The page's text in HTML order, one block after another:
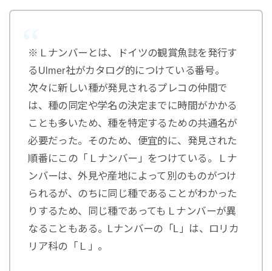
※Ｌナンバーとは、ドイツの観賞魚誌を発行す
るUlmer社がカタログ的につけている番号。
次々に新しい種が発見されるプレコの仲間で
は、種の同定や学名の決定までに時間がかかる
ことも多いため、種を特定するための共通名が
必要だった。そのため、便宜的に、発見された
順番にこの「Ｌナンバー」をつけている。Ｌナ
ンバーは、外見や産地によって別のものがつけ
られるが、のちに同じ種であることがわかった
りするため、同じ種であってもＬナンバーが異
なることもある。Lナンバーの「L」は、ロリカ
リア科の「Ｌ」。